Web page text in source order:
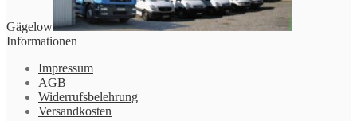
Gägelow
Informationen
Impressum
AGB
Widerrufsbelehrung
Versandkosten